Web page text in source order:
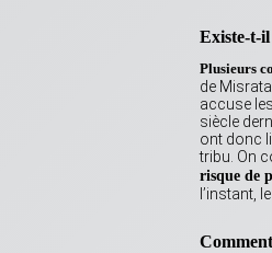
Existe-t-
Plusieurs
de
accuse
siècle
ont donc
tribu. On
risque de
l’instant,